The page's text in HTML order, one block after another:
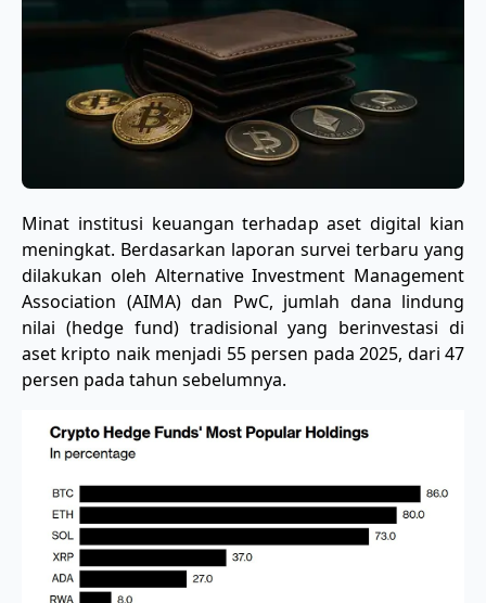
Minat institusi keuangan terhadap aset digital kian
meningkat. Berdasarkan laporan survei terbaru yang
dilakukan oleh Alternative Investment Management
Association (AIMA) dan PwC, jumlah dana lindung
nilai (hedge fund) tradisional yang berinvestasi di
aset kripto naik menjadi 55 persen pada 2025, dari 47
persen pada tahun sebelumnya.